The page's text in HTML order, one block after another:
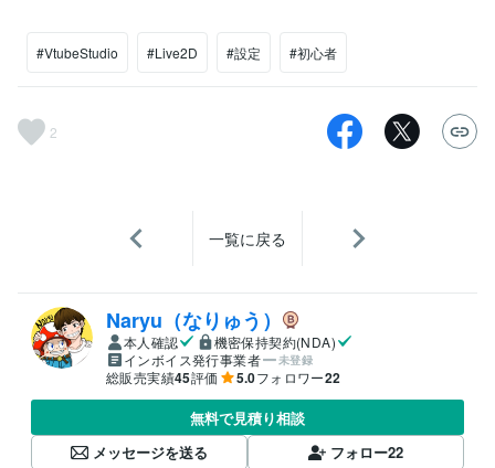
#VtubeStudio #Live2D #設定 #初心者
2
一覧に戻る
Naryu（なりゅう）
本人確認
機密保持契約(NDA)
インボイス発行事業者
未登録
総販売実績45評価 5.0フォロワー22
無料で見積り相談
メッセージを送る
フォロー22